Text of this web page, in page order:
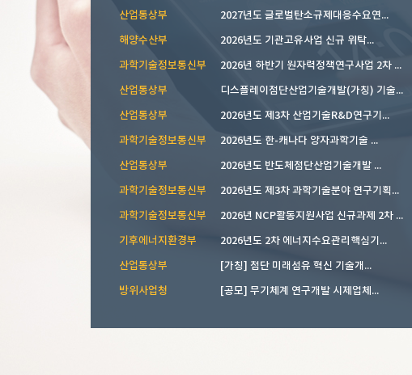
산업통상부 2027년도 글로벌탄소규제대응수요연...
해양수산부
2026년도 기관고유사업 신규 위탁...
과학기술정보통신부
2026년 하반기 원자력정책연구사업 2차 공고
산업통상부
디스플레이첨단산업기술개발(가칭) 기술수요조사
산업통상부
2026년도 제3차 산업기술R&D연구기...
과학기술정보통신부
2026년도 한-캐나다 양자과학기술 ...
산업통상부
2026년도 반도체첨단산업기술개발 ...
과학기술정보통신부
2026년도 제3차 과학기술분야 연구기획과제 공모
과학기술정보통신부
2026년 NCP활동지원사업 신규과제 2차 공모
기후에너지환경부
2026년도 2차 에너지수요관리핵심기...
산업통상부
[가칭] 첨단 미래섬유 혁신 기술개...
방위사업청
[공모] 무기체계 연구개발 시제업체...